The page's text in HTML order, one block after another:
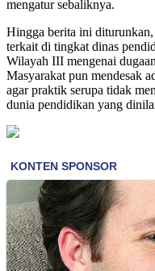
mengatur sebaliknya.
Hingga berita ini
terkait di tingkat dinas
Wilayah III mengenai
Masyarakat pun mendesak
agar praktik serupa tidak
dunia pendidikan yang